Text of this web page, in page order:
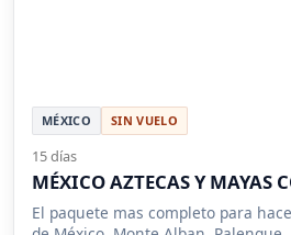
MÉXICO SIN VUELO
15 días
MÉXICO AZTECAS Y MAYAS
El paquete mas completo para